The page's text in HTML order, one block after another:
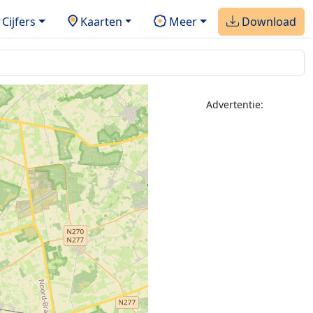
Cijfers Kaarten Meer Download
Advertentie: